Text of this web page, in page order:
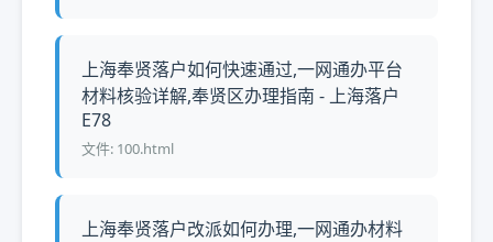
上海奉贤落户如何快速通过,一网通办平台
材料核验详解,奉贤区办理指南 - 上海落户
E78
文件: 100.html
上海奉贤落户改派如何办理,一网通办材料